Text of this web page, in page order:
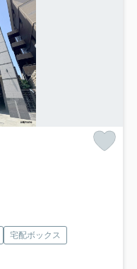
宅配ボックス